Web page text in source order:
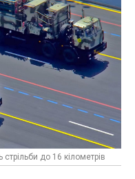
до 16 кілометрів